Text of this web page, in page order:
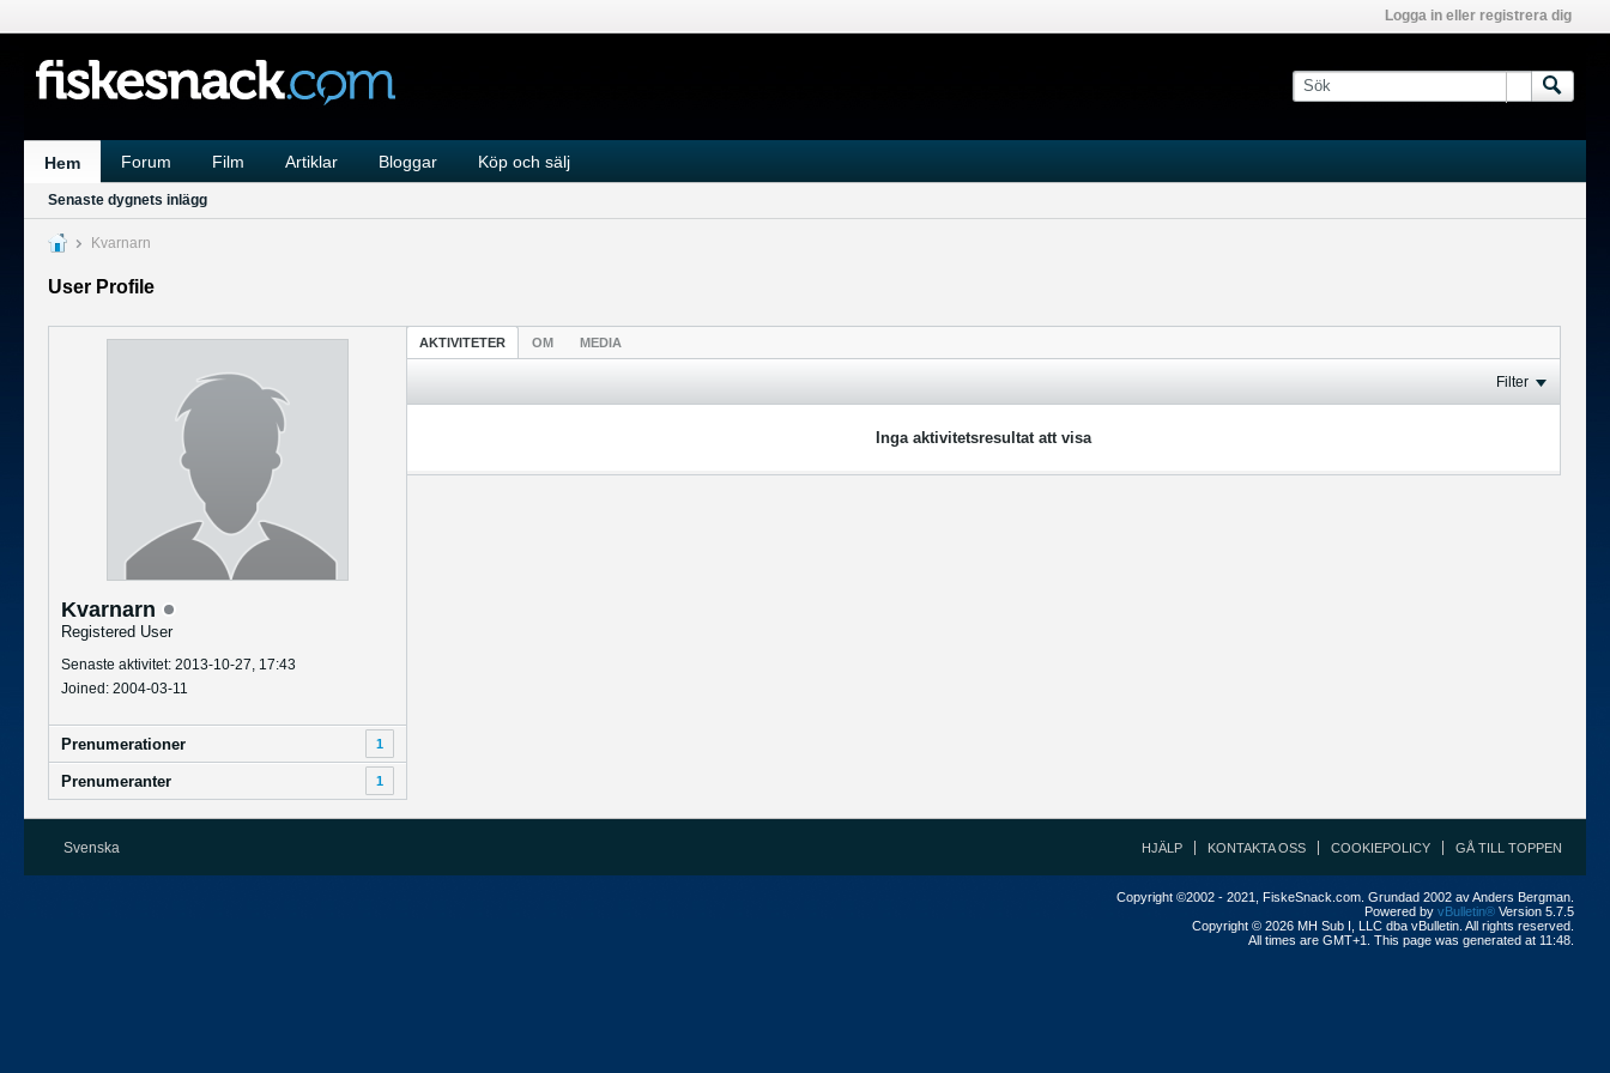
Logga in eller registrera dig
Hem Forum Film Artiklar Bloggar Köp och sälj
Senaste dygnets inlägg
Kvarnarn
User Profile
Kvarnarn
Registered User
Senaste aktivitet: 2013-10-27, 17:43
Joined: 2004-03-11
Prenumerationer 1
Prenumeranter 1
AKTIVITETER OM MEDIA
Filter
Inga aktivitetsresultat att visa
Svenska HJÄLP KONTAKTA OSS COOKIEPOLICY GÅ TILL TOPPEN
Copyright ©2002 - 2021, FiskeSnack.com. Grundad 2002 av Anders Bergman.
Powered by vBulletin® Version 5.7.5
Copyright © 2026 MH Sub I, LLC dba vBulletin. All rights reserved.
All times are GMT+1. This page was generated at 11:48.